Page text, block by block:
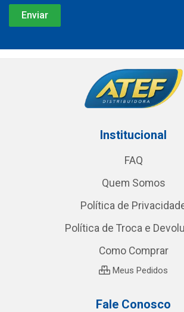
Institucional
FAQ
Quem Somos
Política de
Política de Troca e
Como Comprar
Meus Pedidos
Fale Conosco